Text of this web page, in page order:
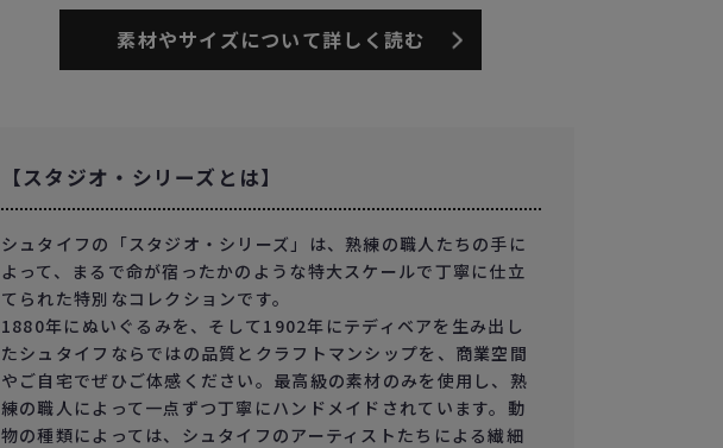
素材やサイズについて詳しく読む
【スタジオ・シリーズとは】
シュタイフの「スタジオ・シリーズ」は、熟練の職人たちの手に
よって、まるで命が宿ったかのような特大スケールで丁寧に仕立
てられた特別なコレクションです。
1880年にぬいぐるみを、そして1902年にテディベアを生み出し
たシュタイフならではの品質とクラフトマンシップを、商業空間
やご自宅でぜひご体感ください。最高級の素材のみを使用し、熟
練の職人によって一点ずつ丁寧にハンドメイドされています。動
物の種類によっては、シュタイフのアーティストたちによる繊細